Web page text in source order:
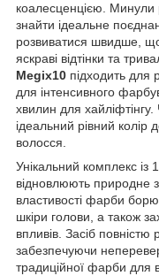
коалесценцією. Минули
знайти ідеальне
розвиватися швидше,
яскраві відтінки та
Megix10 підходить для
для інтенсивного
хвилин для
ідеальний рівний колір
волосся.
Унікальний комплекс із
відновлюють природне
властивості фарби
шкіри голови, а також
впливів. Засіб
забезпечуючи
традиційної фарби для